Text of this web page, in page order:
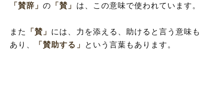
「賛辞」の 「賛」 は、この意味で使われています。
また 「賛」 には、力を添える、助けると言う意味も
あり、
「賛助する」 という言葉もあります。